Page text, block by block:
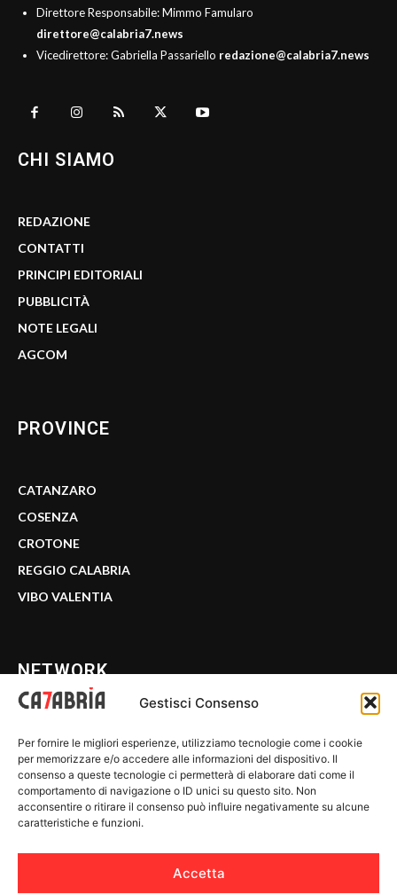
Gestisci Consenso
Per fornire le migliori esperienze, utilizziamo tecnologie come i cookie
per memorizzare e/o accedere alle informazioni del dispositivo. Il
consenso a queste tecnologie ci permetterà di elaborare dati come il
comportamento di navigazione o ID unici su questo sito. Non
acconsentire o ritirare il consenso può influire negativamente su alcune
caratteristiche e funzioni.
Accetta
Direttore Responsabile: Mimmo Famularo
direttore@calabria7.news
Vicedirettore: Gabriella Passariello redazione@calabria7.news
CHI SIAMO
REDAZIONE
CONTATTI
PRINCIPI EDITORIALI
PUBBLICITÀ
NOTE LEGALI
AGCOM
PROVINCE
CATANZARO
COSENZA
CROTONE
REGGIO CALABRIA
VIBO VALENTIA
NETWORK
WE CALABRIA
C7 PLAY
MIX ZONE